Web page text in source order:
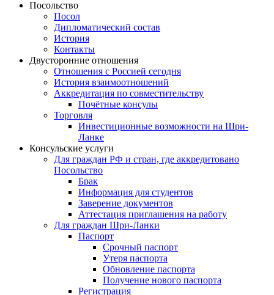
Посольство
Посол
Дипломатический состав
История
Контакты
Двусторонние отношения
Отношения с Россией сегодня
История взаимоотношений
Аккредитация по совместительству
Почётные консулы
Торговля
Инвестиционные возможности на Шри-
Ланке
Консульские услуги
Для граждан РФ и стран, где аккредитовано
Посольство
Брак
Информация для студентов
Заверение документов
Аттестация приглашения на работу
Для граждан Шри-Ланки
Паспорт
Срочный паспорт
Утеря паспорта
Обновление паспорта
Получение нового паспорта
Регистрация